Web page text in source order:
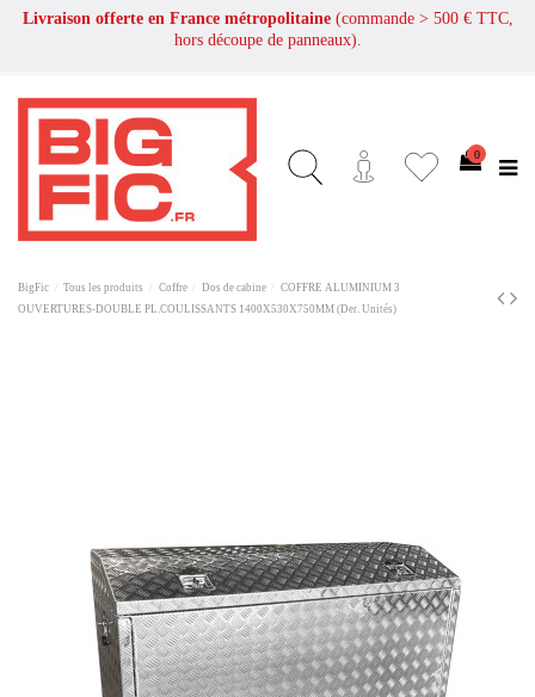
Livraison offerte en France métropolitaine (commande > 500 € TTC,
hors découpe de panneaux).
0
BigFic Tous les produits Coffre Dos de cabine
COFFRE ALUMINIUM 3
OUVERTURES-DOUBLE PL.COULISSANTS 1400X530X750MM (Der. Unités)